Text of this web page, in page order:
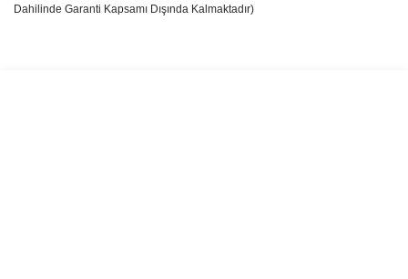
Dahilinde Garanti Kapsamı Dışında Kalmaktadır)